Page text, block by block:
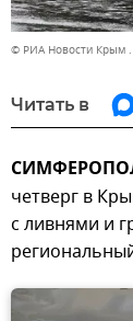
© РИА Новости Крым .
Читать в
четверг в
с ливнями и